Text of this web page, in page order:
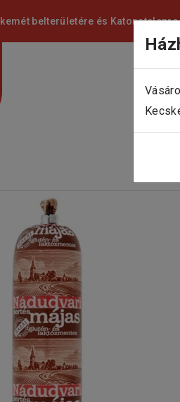
belterületére és Katonatelepre